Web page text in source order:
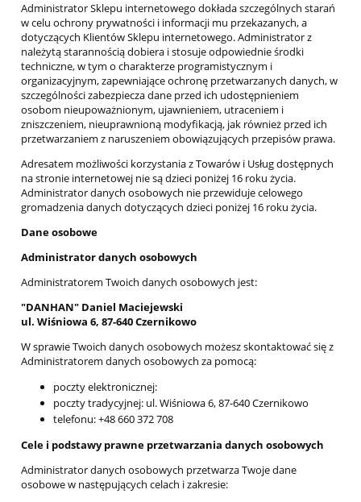
Administrator Sklepu internetowego dokłada szczególnych starań
w celu ochrony prywatności i informacji mu przekazanych, a
dotyczących Klientów Sklepu internetowego. Administrator z
należytą starannością dobiera i stosuje odpowiednie środki
techniczne, w tym o charakterze programistycznym i
organizacyjnym, zapewniające ochronę przetwarzanych danych, w
szczególności zabezpiecza dane przed ich udostępnieniem
osobom nieupoważnionym, ujawnieniem, utraceniem i
zniszczeniem, nieuprawnioną modyfikacją, jak również przed ich
przetwarzaniem z naruszeniem obowiązujących przepisów prawa.
Adresatem możliwości korzystania z Towarów i Usług dostępnych
na stronie internetowej nie są dzieci poniżej 16 roku życia.
Administrator danych osobowych nie przewiduje celowego
gromadzenia danych dotyczących dzieci poniżej 16 roku życia.
Dane osobowe
Administrator danych osobowych
Administratorem Twoich danych osobowych jest:
"DANHAN" Daniel Maciejewski
ul. Wiśniowa 6, 87-640 Czernikowo
W sprawie Twoich danych osobowych możesz skontaktować się z
Administratorem danych osobowych za pomocą:
poczty elektronicznej:
poczty tradycyjnej: ul. Wiśniowa 6, 87-640 Czernikowo
telefonu: +48 660 372 708
Cele i podstawy prawne przetwarzania danych osobowych
Administrator danych osobowych przetwarza Twoje dane
osobowe w następujących celach i zakresie: